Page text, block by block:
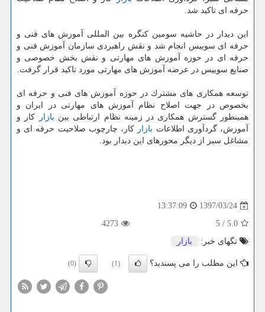
حرفه ای تاكید شد.
این دیدار در حاشیه سومین كنگره بین المللی آموزش های فنی و
حرفه ای سوییس انجام شد و نقش راهبردی سازمان آموزش فنی و
حرفه ای در حوزه آموزش های مهارتی و نقش بخش خصوصی و
صنایع سوییس در عرضه آموزش های مهارتی مورد تاكید قرار گرفت.
توسعه همكاری های مشترك در حوزه آموزش های فنی و حرفه ای
بخصوص در جهت اصلاح نظام آموزش های مهارتی در ایران و
همینطور گسترش همكاری در زمینه نظام ارتباطی بین بازار
كار و
آموزش، گردآوری اطلاعات بازار كار، چارچوب صلاحیت حرفه ای و
مشاغل سبز از دیگر محورهای این دیدار بود.
1397/03/24
13:37:09
5.0
/
5
4273
تگهای خبر:
بازار
این مطلب را می پسندید؟ (1)
(0)